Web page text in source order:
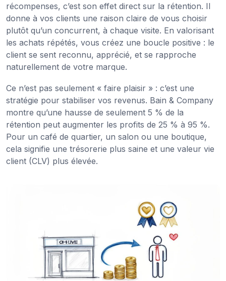
récompenses, c’est son effet direct sur la rétention. Il
donne à vos clients une raison claire de vous choisir
plutôt qu’un concurrent, à chaque visite. En valorisant
les achats répétés, vous créez une boucle positive : le
client se sent reconnu, apprécié, et se rapproche
naturellement de votre marque.
Ce n’est pas seulement « faire plaisir » : c’est une
stratégie pour stabiliser vos revenus. Bain & Company
montre qu’une hausse de seulement 5 % de la
rétention peut augmenter les profits de 25 % à 95 %.
Pour un café de quartier, un salon ou une boutique,
cela signifie une trésorerie plus saine et une valeur vie
client (CLV) plus élevée.